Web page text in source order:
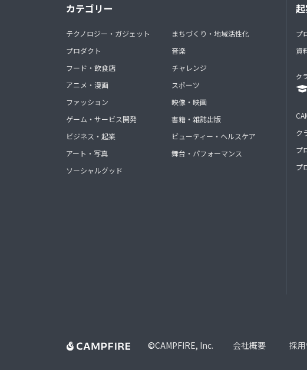
カテゴリー
テクノロジー・ガジェット
プロダクト
フード・飲食店
アニメ・漫画
ファッション
ゲーム・サービス開発
ビジネス・起業
アート・写真
ソーシャルグッド
まちづくり・地域活性化
音楽
チャレンジ
スポーツ
映像・映画
書籍・雑誌出版
ビューティー・ヘルスケア
舞台・パフォーマンス
プ
資
ク
ク
プ
プ
©CAMPFIRE, Inc. 会社概要 採